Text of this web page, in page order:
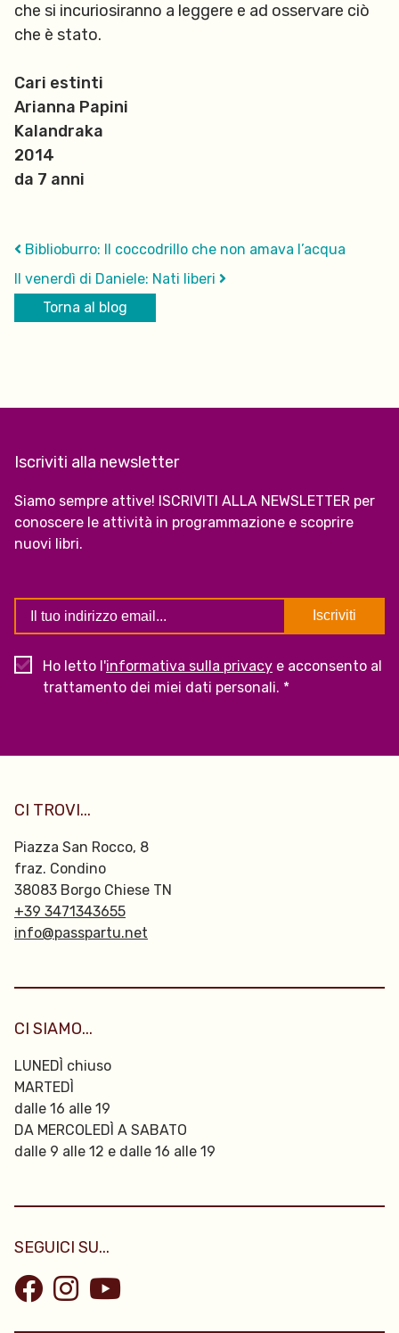
che si incuriosiranno a leggere e ad osservare ciò
che è stato.
Cari estinti
Arianna Papini
Kalandraka
2014
da 7 anni
Biblioburro: Il coccodrillo che non amava l’acqua
Torna al blog
Il venerdì di Daniele: Nati liberi
Iscriviti alla newsletter
Siamo sempre attive! ISCRIVITI ALLA NEWSLETTER per
conoscere le attività in programmazione e scoprire
nuovi libri.
Ho letto l'informativa sulla privacy e acconsento al
trattamento dei miei dati personali. *
CI TROVI...
Piazza San Rocco, 8
fraz. Condino
38083 Borgo Chiese TN
+39 3471343655
info@passpartu.net
CI SIAMO...
LUNEDÌ chiuso
MARTEDÌ
dalle 16 alle 19
DA MERCOLEDÌ A SABATO
dalle 9 alle 12 e dalle 16 alle 19
SEGUICI SU...